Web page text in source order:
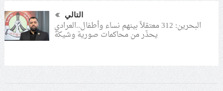
التالي
البحرين: 312 معتقلاً بينهم نساء وأطفال..العرادي
يحذّر من محاكمات صورية وشيكة